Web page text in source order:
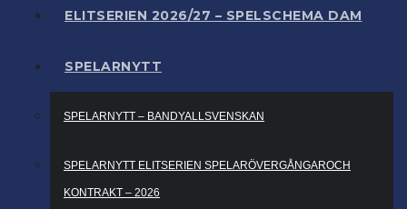
ELITSERIEN 2026/27 – SPELSCHEMA DAM
SPELARNYTT
SPELARNYTT – BANDYALLSVENSKAN
SPELARNYTT ELITSERIEN SPELARÖVERGÅNGAROCH
KONTRAKT – 2026